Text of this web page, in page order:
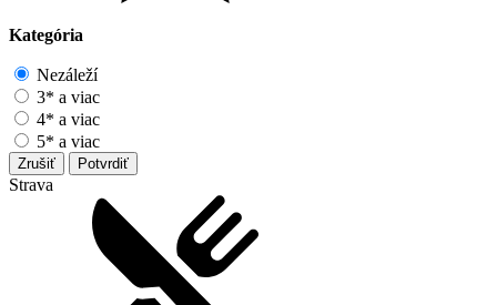
Kategória
Nezáleží
3* a viac
4* a viac
5* a viac
Zrušiť Potvrdiť
Strava